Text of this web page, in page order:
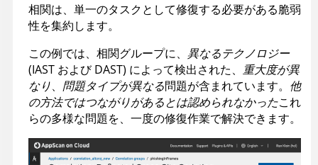
相関は、単一のタスクとして修復する必要がある脆弱
性を集約します。
この例では、相関グループに、 異なるテクノロジー
(IAST および DAST) によって検出された、 重大度が異
なり、 問題タイプが異なる問題が含まれています。 他
の方法ではつながりがあるとは認められなかったこれ
らの多様な問題を、一度の修復作業で解決できます。